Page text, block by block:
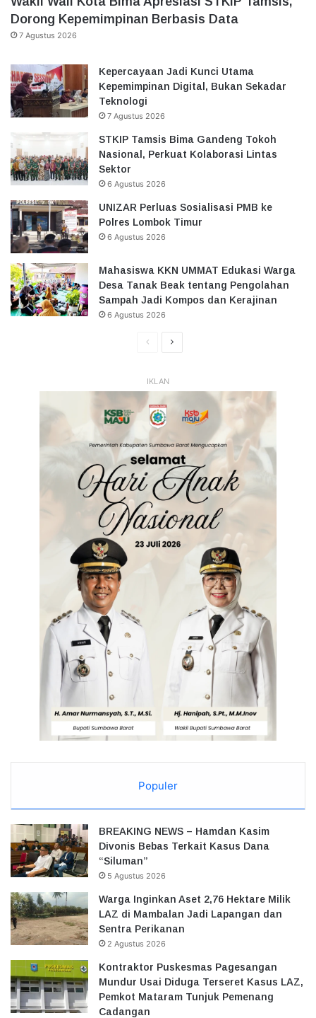
Dorong Kepemimpinan Berbasis Data
7 Agustus 2026
Kepercayaan Jadi Kunci Utama
Kepemimpinan Digital, Bukan Sekadar
Teknologi
7 Agustus 2026
STKIP Tamsis Bima Gandeng Tokoh
Nasional, Perkuat Kolaborasi Lintas
Sektor
6 Agustus 2026
UNIZAR Perluas Sosialisasi PMB ke
Polres Lombok Timur
6 Agustus 2026
Mahasiswa KKN UMMAT Edukasi Warga
Desa Tanak Beak tentang Pengolahan
Sampah Jadi Kompos dan Kerajinan
6 Agustus 2026
HalamanHalaman
IKLAN
Populer
BREAKING NEWS – Hamdan Kasim
Divonis Bebas Terkait Kasus Dana
“Siluman”
5 Agustus 2026
Warga Inginkan Aset 2,76 Hektare Milik
LAZ di Mambalan Jadi Lapangan dan
Sentra Perikanan
2 Agustus 2026
Kontraktor Puskesmas Pagesangan
Mundur Usai Diduga Terseret Kasus LAZ,
Pemkot Mataram Tunjuk Pemenang
Cadangan